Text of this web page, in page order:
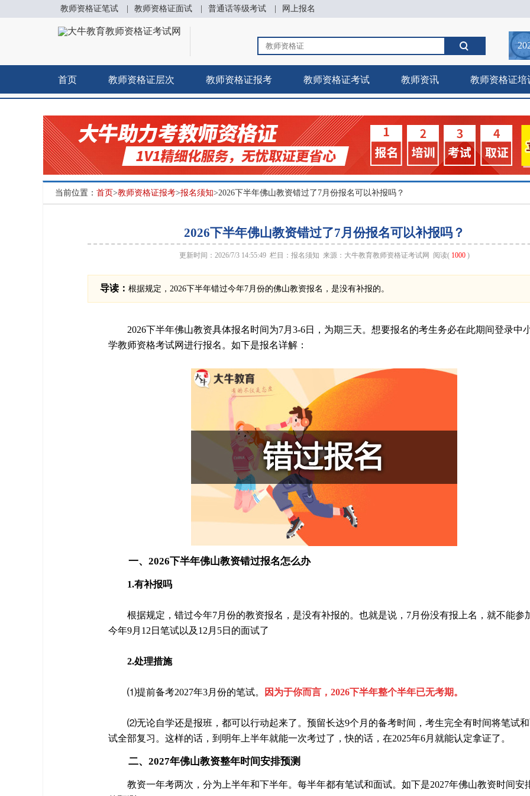
教师资格证笔试 教师资格证面试 普通话等级考试 网上报名
首页 教师资格证层次 教师资格证报考 教师资格证考试 教师资讯 教师资格证培
当前位置： 首页>教师资格证报考>报名须知>2026下半年佛山教资错过了7月份报名可以补报吗？
2026下半年佛山教资错过了7月份报名可以补报吗？
更新时间：2026/7/3 14:55:49 栏目： 报名须知 来源： 大牛教育教师资格证考试网 阅读( 1000 )
导读： 根据规定，2026下半年错过今年7月份的佛山教资报名，是没有补报的。
2026下半年佛山教资具体报名时间为7月3-6日，为期三天。想要报名的考生务必在此期间登录中
学教师资格考试网进行报名。如下是报名详解：
一、2026下半年佛山教资错过报名怎么办
1.有补报吗
根据规定，错过今年7月份的教资报名，是没有补报的。也就是说，7月份没有报上名，就不能参
今年9月12日笔试以及12月5日的面试了
2.处理措施
⑴提前备考2027年3月份的笔试。 因为于你而言，2026下半年整个半年已无考期。
⑵无论自学还是报班，都可以行动起来了。预留长达9个月的备考时间，考生完全有时间将笔试
试全部复习。这样的话，到明年上半年就能一次考过了，快的话，在2025年6月就能认定拿证了。
二、2027年佛山教资整年时间安排预测
教资一年考两次，分为上半年和下半年。每半年都有笔试和面试。如下是2027年佛山教资时间安